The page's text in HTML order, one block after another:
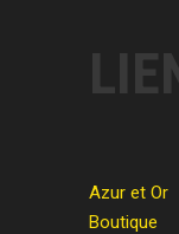
Azur et Or
Boutique